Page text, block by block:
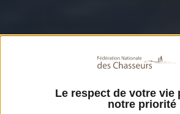
Le respect de votre vie
notre priorité